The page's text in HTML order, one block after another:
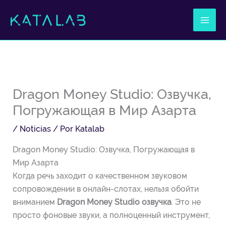
Dragon Money Studio: Озвучка,
Погружающая в Мир Азарта
/ Noticias / Por Katalab
Dragon Money Studio: Озвучка, Погружающая в
Мир Азарта
Когда речь заходит о качественном звуковом
сопровождении в онлайн-слотах, нельзя обойти
вниманием Dragon Money Studio озвучка. Это не
просто фоновые звуки, а полноценный инструмент,